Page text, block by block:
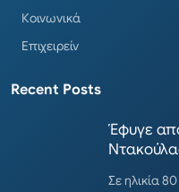
Κοινωνικά
Επιχειρείν
Recent Posts
Έφυγε
Σε ηλικία